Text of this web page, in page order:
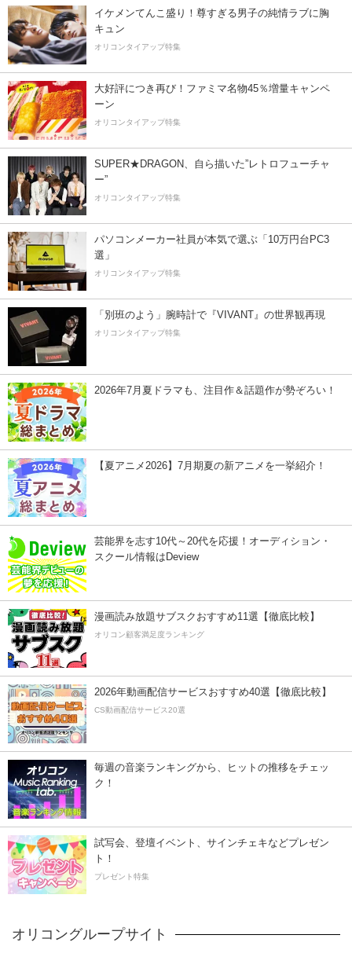
イケメンてんこ盛り！尊すぎる男子の純情ラブに胸
キュン
オリコンタイアップ特集
大好評につき再び！ファミマ名物45％増量キャンペ
ーン
オリコンタイアップ特集
SUPER★DRAGON、自ら描いた”レトロフューチャ
ー”
オリコンタイアップ特集
パソコンメーカー社員が本気で選ぶ「10万円台PC3
選」
オリコンタイアップ特集
「別班のよう」腕時計で『VIVANT』の世界観再現
オリコンタイアップ特集
2026年7月夏ドラマも、注目作＆話題作が勢ぞろい！
【夏アニメ2026】7月期夏の新アニメを一挙紹介！
芸能界を志す10代～20代を応援！オーディション・
スクール情報はDeview
漫画読み放題サブスクおすすめ11選【徹底比較】
オリコン顧客満足度ランキング
2026年動画配信サービスおすすめ40選【徹底比較】
CS動画配信サービス20選
毎週の音楽ランキングから、ヒットの推移をチェッ
ク！
試写会、登壇イベント、サインチェキなどプレゼン
ト！
プレゼント特集
オリコングループサイト